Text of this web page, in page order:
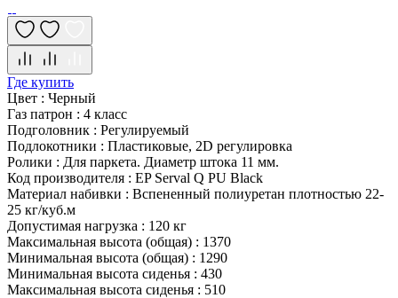
Где купить
Цвет : Черный
Газ патрон : 4 класс
Подголовник : Регулируемый
Подлокотники : Пластиковые, 2D регулировка
Ролики : Для паркета. Диаметр штока 11 мм.
Код производителя : EP Serval Q PU Black
Материал набивки : Вспененный полиуретан плотностью 22-
25 кг/куб.м
Допустимая нагрузка : 120 кг
Максимальная высота (общая) : 1370
Минимальная высота (общая) : 1290
Минимальная высота сиденья : 430
Максимальная высота сиденья : 510